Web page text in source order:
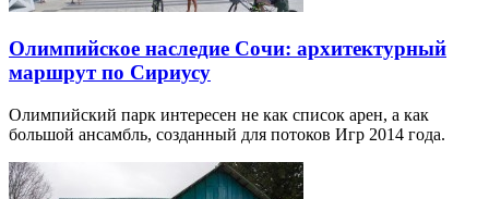
Олимпийское наследие Сочи: архитектурный
маршрут по Сириусу
Олимпийский парк интересен не как список арен, а как
большой ансамбль, созданный для потоков Игр 2014 года.